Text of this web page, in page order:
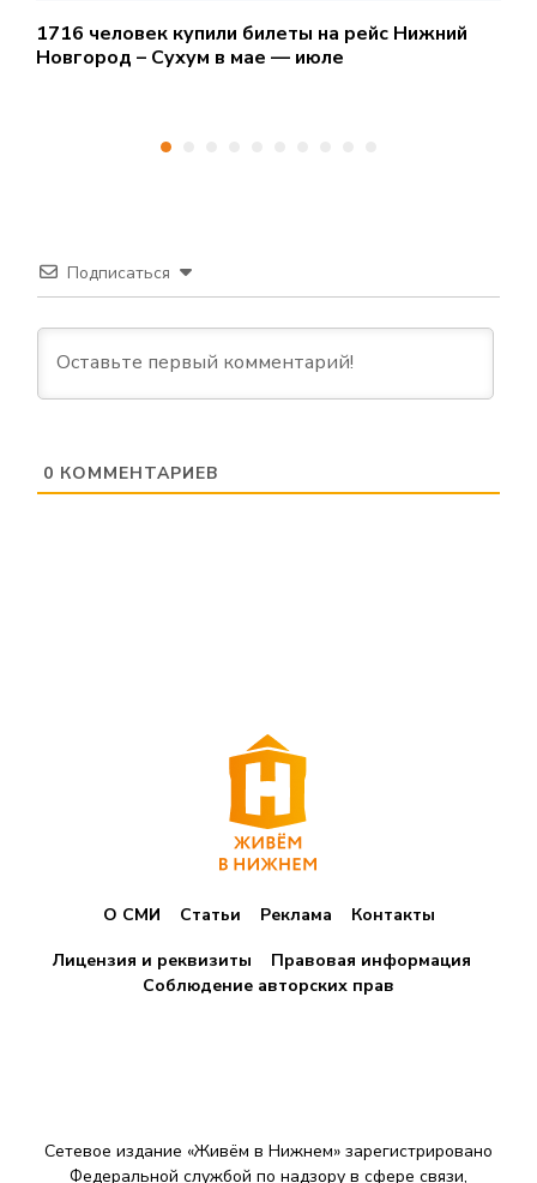
1716 человек купили билеты на рейс Нижний
Новгород – Сухум в мае — июле
Подписаться
0 КОММЕНТАРИЕВ
О СМИ Статьи Реклама
Контакты
Лицензия и реквизиты
Правовая информация
Соблюдение авторских прав
Сетевое издание «Живём в Нижнем» зарегистрировано
Федеральной службой по надзору в сфере связи,